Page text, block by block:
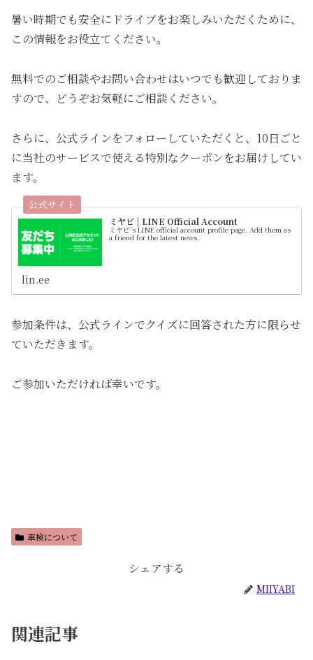
暑い時期でも安全にドライブをお楽しみいただくために、
この情報をお役立てください。
無料でのご相談やお問い合わせはいつでも歓迎しておりま
すので、どうぞお気軽にご相談ください。
さらに、公式ラインをフォローしていただくと、10日ごと
に当社のサービスで使える特別なクーポンをお届けしてい
ます。
ミヤビ | LINE Official Account
ミヤビ’s LINE official account profile page. Add them as
a friend for the latest news.
lin.ee
参加条件は、公式ラインでクイズに回答された方に限らせ
ていただきます。
ご参加いただければ幸いです。
車検について
シェアする
MIIYABI
関連記事